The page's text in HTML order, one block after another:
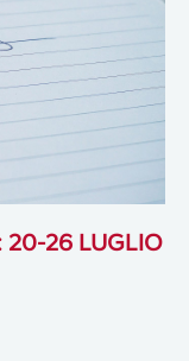
20-26 LUGLIO